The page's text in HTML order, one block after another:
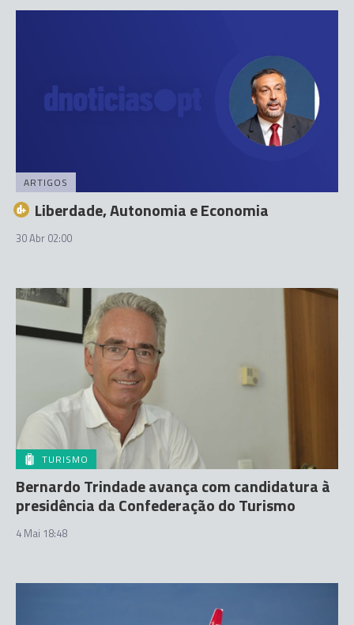
ARTIGOS
Liberdade, Autonomia e Economia
30 Abr 02:00
TURISMO
Bernardo Trindade avança com candidatura à
presidência da Confederação do Turismo
4 Mai 18:48